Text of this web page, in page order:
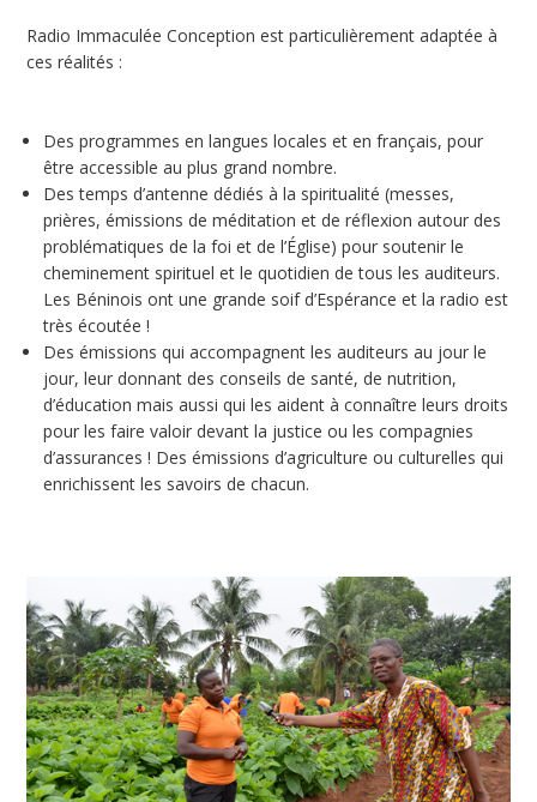
Radio Immaculée Conception est particulièrement adaptée à
ces réalités :
Des programmes en langues locales et en français, pour
être accessible au plus grand nombre.
Des temps d’antenne dédiés à la spiritualité (messes,
prières, émissions de méditation et de réflexion autour des
problématiques de la foi et de l’Église) pour soutenir le
cheminement spirituel et le quotidien de tous les auditeurs.
Les Béninois ont une grande soif d’Espérance et la radio est
très écoutée !
Des émissions qui accompagnent les auditeurs au jour le
jour, leur donnant des conseils de santé, de nutrition,
d’éducation mais aussi qui les aident à connaître leurs droits
pour les faire valoir devant la justice ou les compagnies
d’assurances ! Des émissions d’agriculture ou culturelles qui
enrichissent les savoirs de chacun.